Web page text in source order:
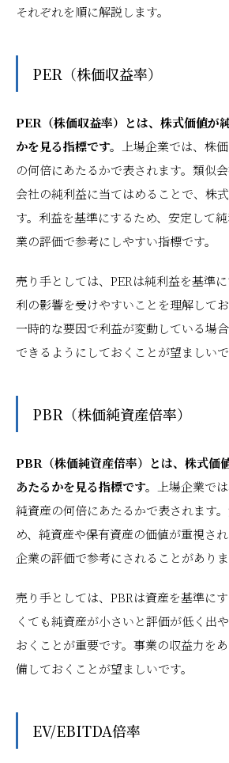
それぞれを順に解説します。
PER（株価収益率）
PER（株価収益率）とは、株式価値が
かを見る指標です。
上場企業では、株
の何倍にあたるかで表されます。類似
会社の純利益に当てはめることで、株
す。利益を基準にするため、安定して
業の評価で参考にしやすい指標です。
売り手としては、PERは純利益を基準
利の影響を受けやすいことを理解してお
一時的な要因で利益が変動している場
できるようにしておくことが望ましいで
PBR（株価純資産倍率）
PBR（株価純資産倍率）とは、株式価
あたるかを見る指標です。
上場企業で
純資産の何倍にあたるかで表されます
め、純資産や保有資産の価値が重視さ
企業の評価で参考にされることがありま
売り手としては、PBRは資産を基準に
くても純資産が小さいと評価が低く出
おくことが重要です。事業の収益力を
備しておくことが望ましいです。
EV/EBITDA倍率